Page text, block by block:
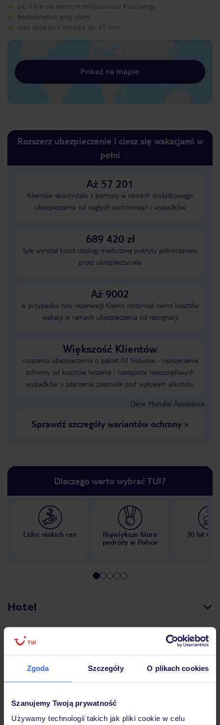
Zgoda Szczegóły O plikach cookies
Szanujemy Twoją prywatność
Używamy technologii takich jak pliki cookie w celu
ok. 1 km od centrum miejscowości Kissonerga
bezpośrednio przy plaży
czas dojazdu z lotniska ok. 40 min
Pokaż na mapie
Rozszerz ubezpieczenie i ciesz się wakacjami w
pełni
Aż 57 201
Klientów skorzystało z pomocy w ramach dodatkowego
ubezpieczenia od nagłych zachorowań i wypadków
689 420 zł
tyle wyniósł koszt obsługi medycznej pokryty jednorazowo
przez ubezpieczyciela
Aż 9002
w przypadku tylu rezerwacji Klienci otrzymali zwrot kosztów
wakacji w ramach ubezpieczenia od rezygnacji
Większość Klientów
rozszerza ubezpieczenia o pakiet All Inclusive - rozszerzenie
ochrony od kosztów leczenia i następstw nieszczęśliwych
wypadków o zdarzenia zaistniałe pod wpływem alkoholu
Dane Mondial Assistance
Sprawdź szczegóły wariantów ochrony»
Dlaczego warto wybrać TUI?
Lider niskich cen
Największe biuro
podróży w Polsce
30 lat w
Hotel
Opinie
Pokoje
Wyżywienie